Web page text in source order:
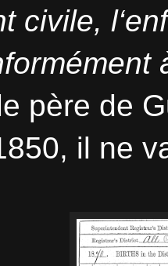
civile,
père de
il ne